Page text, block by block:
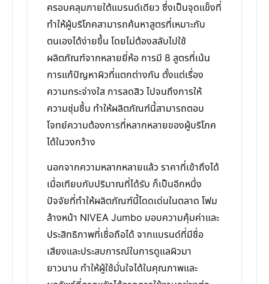
ครอบคลุมภายใต้แบรนด์เดียว ซึ่งเป็นจุดแข็งที่
ทำให้ผู้บริโภคสามารถค้นหาสูตรที่เหมาะกับ
ตนเองได้ง่ายขึ้น โดยไม่ต้องสลับไปใช้
ผลิตภัณฑ์จากหลายยี่ห้อ การมี 8 สูตรที่เน้น
การแก้ปัญหาผิวที่แตกต่างกัน ตั้งแต่เรื่อง
ความกระจ่างใส การลดสิว ไปจนถึงการให้
ความชุ่มชื้น ทำให้ผลิตภัณฑ์นี้สามารถตอบ
โจทย์ความต้องการที่หลากหลายของผู้บริโภค
ได้ในวงกว้าง
นอกจากความหลากหลายแล้ว ราคาที่เข้าถึงได้
เมื่อเทียบกับปริมาณที่ได้รับ ก็เป็นอีกหนึ่ง
ปัจจัยที่ทำให้ผลิตภัณฑ์นี้โดดเด่นในตลาด โฟม
ล้างหน้า NIVEA Jumbo มอบความคุ้มค่าและ
ประสิทธิภาพที่เชื่อถือได้ จากแบรนด์ที่มีชื่อ
เสียงและประสบการณ์ในการดูแลผิวมา
ยาวนาน ทำให้ผู้ใช้มั่นใจได้ในคุณภาพและ